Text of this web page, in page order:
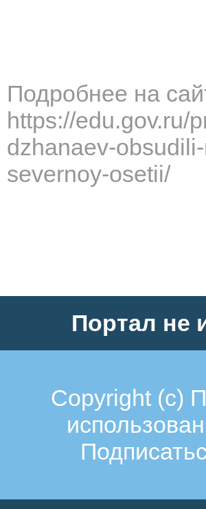
Подробнее на
https://edu.gov.ru/
dzhanaev-
severnoy-osetii/
Портал не
Copyright (c)